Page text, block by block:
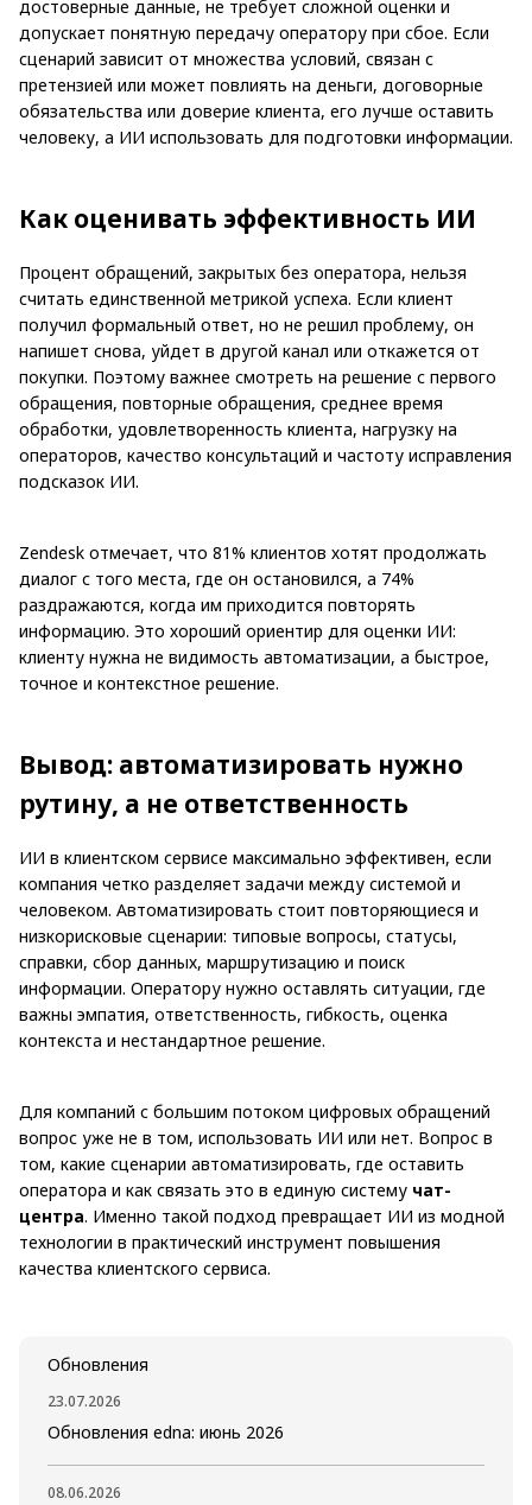
достоверные данные, не требует сложной оценки и
допускает понятную передачу оператору при сбое. Если
сценарий зависит от множества условий, связан с
претензией или может повлиять на деньги, договорные
обязательства или доверие клиента, его лучше оставить
человеку, а ИИ использовать для подготовки информации.
Как оценивать эффективность ИИ
Процент обращений, закрытых без оператора, нельзя
считать единственной метрикой успеха. Если клиент
получил формальный ответ, но не решил проблему, он
напишет снова, уйдет в другой канал или откажется от
покупки. Поэтому важнее смотреть на решение с первого
обращения, повторные обращения, среднее время
обработки, удовлетворенность клиента, нагрузку на
операторов, качество консультаций и частоту исправления
подсказок ИИ.
Zendesk отмечает, что 81% клиентов хотят продолжать
диалог с того места, где он остановился, а 74%
раздражаются, когда им приходится повторять
информацию. Это хороший ориентир для оценки ИИ:
клиенту нужна не видимость автоматизации, а быстрое,
точное и контекстное решение.
Вывод: автоматизировать нужно
рутину, а не ответственность
ИИ в клиентском сервисе максимально эффективен, если
компания четко разделяет задачи между системой и
человеком. Автоматизировать стоит повторяющиеся и
низкорисковые сценарии: типовые вопросы, статусы,
справки, сбор данных, маршрутизацию и поиск
информации. Оператору нужно оставлять ситуации, где
важны эмпатия, ответственность, гибкость, оценка
контекста и нестандартное решение.
Для компаний с большим потоком цифровых обращений
вопрос уже не в том, использовать ИИ или нет. Вопрос в
том, какие сценарии автоматизировать, где оставить
оператора и как связать это в единую систему чат-
центра. Именно такой подход превращает ИИ из модной
технологии в практический инструмент повышения
качества клиентского сервиса.
Обновления
23.07.2026
Обновления edna: июнь 2026
08.06.2026